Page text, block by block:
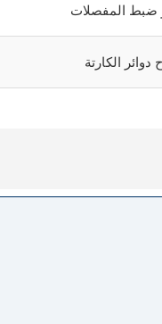
ضبط المفصلات